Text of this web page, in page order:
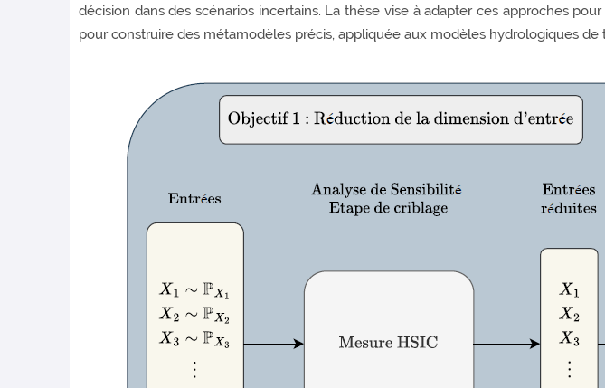
décision dans des scénarios incertains. La thèse vise à adapter ces approches
pour construire des métamodèles précis, appliquée aux modèles hydrologiques